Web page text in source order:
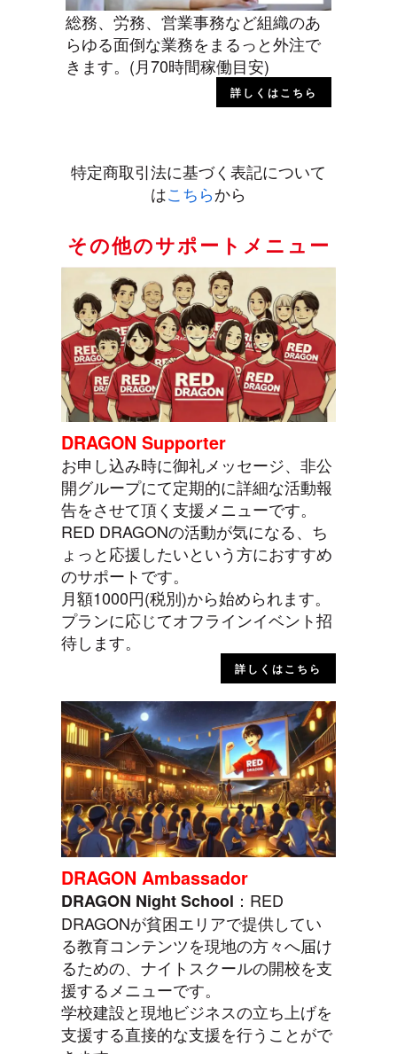
総務、労務、営業事務など組織のあ
らゆる面倒な業務をまるっと外注で
きます。(月70時間稼働目安)
詳しくはこちら
特定商取引法に基づく表記について
はこちらから
その他のサポートメニュー
DRAGON Supporter
お申し込み時に御礼メッセージ、非公
開グループにて定期的に詳細な活動報
告をさせて頂く支援メニューです。
RED DRAGONの活動が気になる、ち
ょっと応援したいという方におすすめ
のサポートです。
月額1000円(税別)から始められます。
プランに応じてオフラインイベント招
待します。
詳しくはこちら
DRAGON Ambassador
DRAGON Night School ：RED
DRAGONが貧困エリアで提供してい
る教育コンテンツを現地の方々へ届け
るための、ナイトスクールの開校を支
援するメニューです。
学校建設と現地ビジネスの立ち上げを
支援する直接的な支援を行うことがで